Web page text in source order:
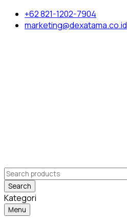
+62 821-1202-7904
marketing@dexatama.co.id
Search
Kategori
Menu